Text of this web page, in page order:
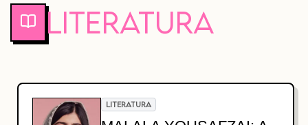
Literatura
LITERATURA